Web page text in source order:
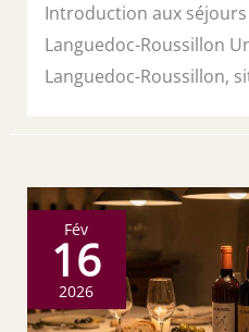
Introduction aux
Languedoc-Roussillon
Languedoc-Roussillon,
Fév
16
2026